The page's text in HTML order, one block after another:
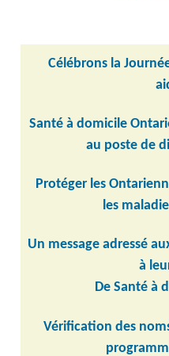
Célébrons la
Santé à domicile
au poste de
Protéger les
les
Un message adressé
à
De Santé à
Vérification des